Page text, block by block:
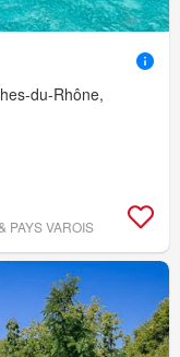
du-Rhône,
PAYS VAROIS